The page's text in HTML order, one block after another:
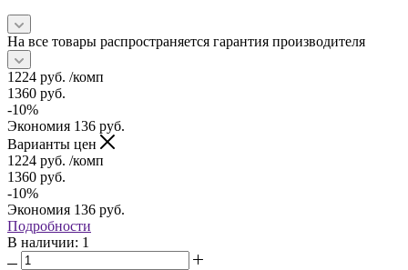
На все товары распространяется гарантия производителя
1224 руб. /комп
1360 руб.
-10%
Экономия 136 руб.
Варианты цен
1224 руб. /комп
1360 руб.
-10%
Экономия 136 руб.
Подробности
В наличии: 1